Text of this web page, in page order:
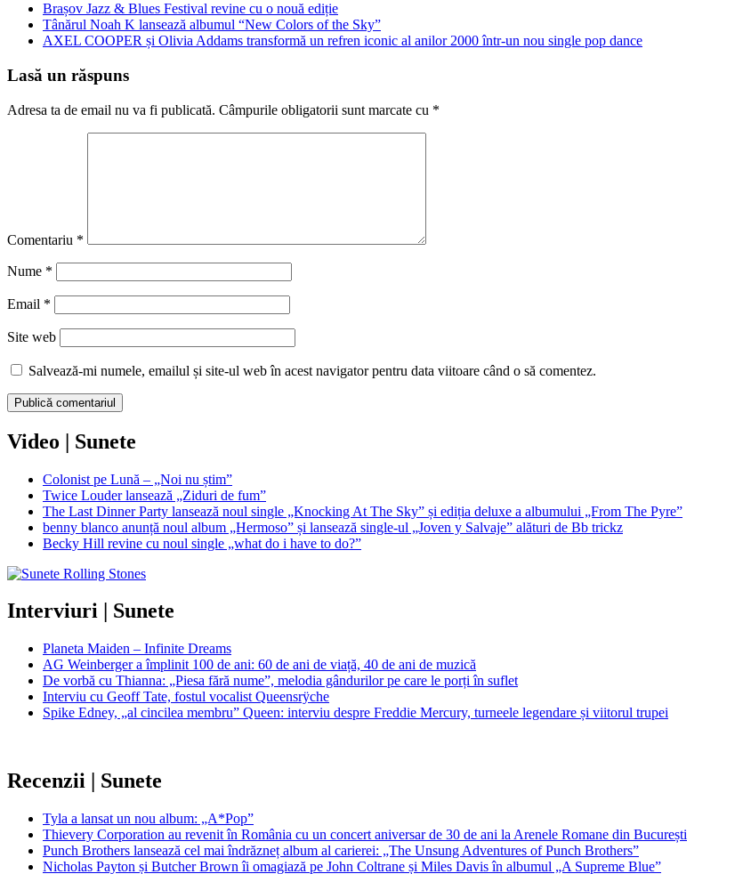
Brașov Jazz & Blues Festival revine cu o nouă ediție
Tânărul Noah K lansează albumul “New Colors of the Sky”
AXEL COOPER și Olivia Addams transformă un refren iconic al anilor 2000 într-un nou single pop dance
Lasă un răspuns
Adresa ta de email nu va fi publicată. Câmpurile obligatorii sunt marcate cu *
Comentariu *
Nume *
Email *
Site web
Salvează-mi numele, emailul și site-ul web în acest navigator pentru data viitoare când o să comentez.
Video | Sunete
Colonist pe Lună – „Noi nu știm”
Twice Louder lansează „Ziduri de fum”
The Last Dinner Party lansează noul single „Knocking At The Sky” și ediția deluxe a albumului „From The Pyre”
benny blanco anunță noul album „Hermoso” și lansează single-ul „Joven y Salvaje” alături de Bb trickz
Becky Hill revine cu noul single „what do i have to do?”
Interviuri | Sunete
Planeta Maiden – Infinite Dreams
AG Weinberger a împlinit 100 de ani: 60 de ani de viață, 40 de ani de muzică
De vorbă cu Thianna: „Piesa fără nume”, melodia gândurilor pe care le porți în suflet
Interviu cu Geoff Tate, fostul vocalist Queensrÿche
Spike Edney, „al cincilea membru” Queen: interviu despre Freddie Mercury, turneele legendare și viitorul trupei
Recenzii | Sunete
Tyla a lansat un nou album: „A*Pop”
Thievery Corporation au revenit în România cu un concert aniversar de 30 de ani la Arenele Romane din București
Punch Brothers lansează cel mai îndrăzneț album al carierei: „The Unsung Adventures of Punch Brothers”
Nicholas Payton și Butcher Brown îi omagiază pe John Coltrane și Miles Davis în albumul „A Supreme Blue”